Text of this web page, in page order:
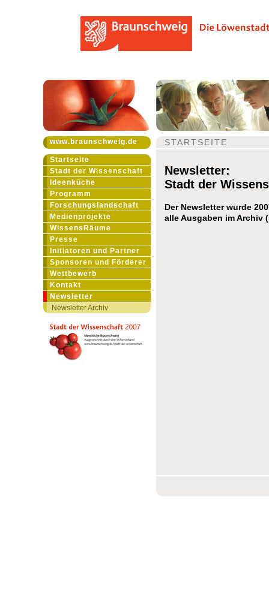
www.braunschweig.de
Startseite
Stadt der Wissenschaft
Ideenküche
Programm
Forschungslandschaft
Medienprojekte
WissensRäume
Presse
Initiatoren und Partner
Sponsoren und Förderer
Wettbewerb
Kontakt
Newsletter
Newsletter Archiv
STARTSEITE
Newsletter:
Stadt der
Der Newsletter wurde
alle Ausgaben im Archiv